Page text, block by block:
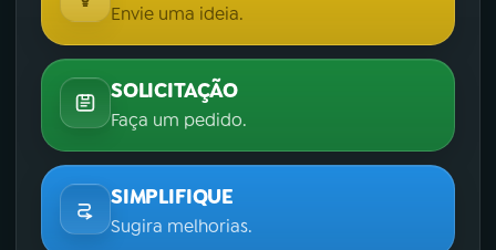
Envie uma ideia.
SOLICITAÇÃO
Faça um pedido.
SIMPLIFIQUE
Sugira melhorias.